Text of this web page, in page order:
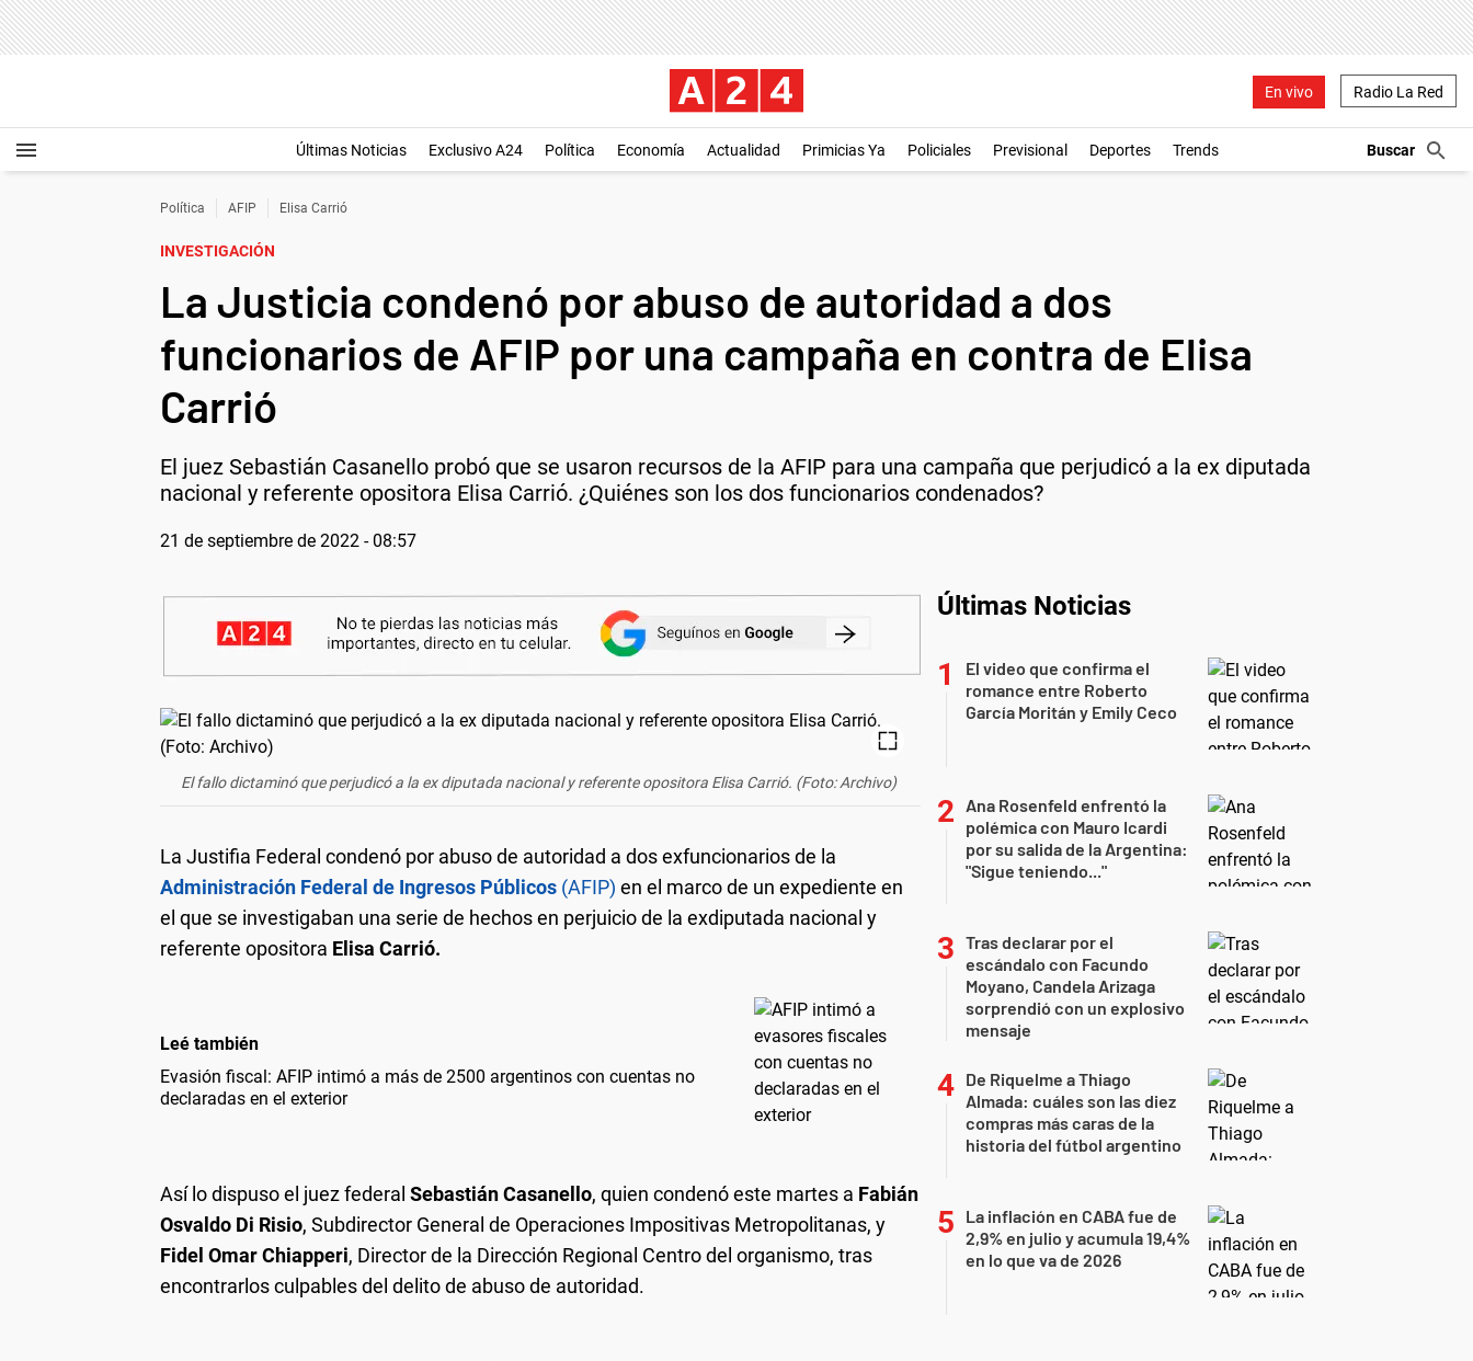
En vivo Radio La Red
Últimas Noticias Exclusivo A24 Política Economía Actualidad Primicias Ya Policiales Previsional Deportes Trends
Política AFIP Elisa Carrió
INVESTIGACIÓN
La Justicia condenó por abuso de autoridad a dos
funcionarios de AFIP por una campaña en contra de Elisa
Carrió
El juez Sebastián Casanello probó que se usaron recursos de la AFIP para una campaña que perjudicó a la ex diputada
nacional y referente opositora Elisa Carrió. ¿Quiénes son los dos funcionarios condenados?
21 de septiembre de 2022 - 08:57
El fallo dictaminó que perjudicó a la ex diputada nacional y referente opositora Elisa Carrió. (Foto: Archivo)
La Justifia Federal condenó por abuso de autoridad a dos exfuncionarios de la
Administración Federal de Ingresos Públicos (AFIP) en el marco de un expediente en
el que se investigaban una serie de hechos en perjuicio de la exdiputada nacional y
referente opositora Elisa Carrió.
Leé también
Evasión fiscal: AFIP intimó a más de 2500 argentinos con cuentas no
declaradas en el exterior
Así lo dispuso el juez federal Sebastián Casanello, quien condenó este martes a Fabián
Osvaldo Di Risio, Subdirector General de Operaciones Impositivas Metropolitanas, y
Fidel Omar Chiapperi, Director de la Dirección Regional Centro del organismo, tras
encontrarlos culpables del delito de abuso de autoridad.
Últimas Noticias
El video que confirma el
romance entre Roberto
García Moritán y Emily Ceco
Ana Rosenfeld enfrentó la
polémica con Mauro Icardi
por su salida de la Argentina:
"Sigue teniendo..."
Tras declarar por el
escándalo con Facundo
Moyano, Candela Arizaga
sorprendió con un explosivo
mensaje
De Riquelme a Thiago
Almada: cuáles son las diez
compras más caras de la
historia del fútbol argentino
La inflación en CABA fue de
2,9% en julio y acumula 19,4%
en lo que va de 2026